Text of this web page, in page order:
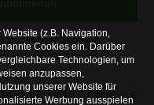
Versandkosten
Kaufberatung
Jobs & Praktika Facebook
(z.B. Navigation,
Cookies ein. Darüber
Technologien, um
anzupassen,
unserer Website für
Werbung ausspielen